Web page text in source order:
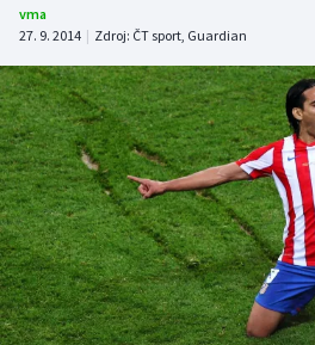
Tenis
Atletika
Cyklistika
DALŠÍ SPORTY
Americký fotbal
Baseball a softbal
NEPŘEHLÉDNĚTE
Soutěže
vma
27. 9. 2014 | Zdroj: ČT sport, Guardian